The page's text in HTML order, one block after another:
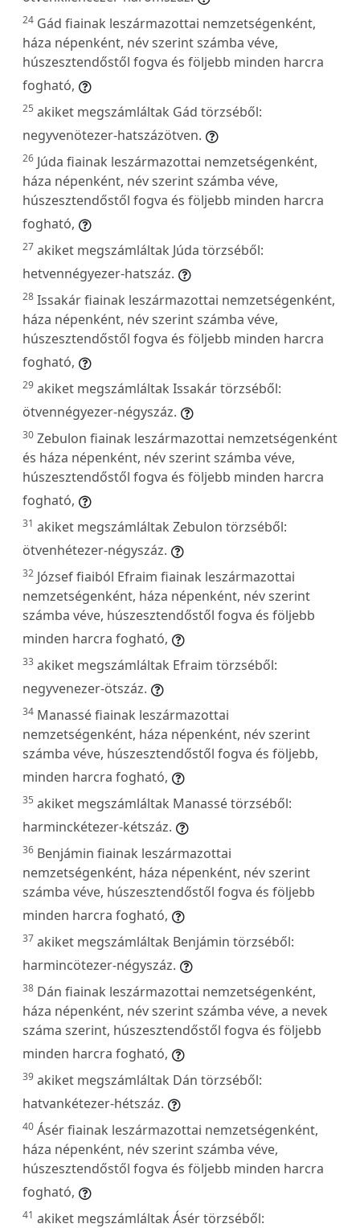
24 Gád fiainak leszármazottai nemzetségenként,
háza népenként, név szerint számba véve,
húszesztendőstől fogva és följebb minden harcra
fogható,
25 akiket megszámláltak Gád törzséből:
negyvenötezer-hatszázötven.
26 Júda fiainak leszármazottai nemzetségenként,
háza népenként, név szerint számba véve,
húszesztendőstől fogva és följebb minden harcra
fogható,
27 akiket megszámláltak Júda törzséből:
hetvennégyezer-hatszáz.
28 Issakár fiainak leszármazottai nemzetségenként,
háza népenként, név szerint számba véve,
húszesztendőstől fogva és följebb minden harcra
fogható,
29 akiket megszámláltak Issakár törzséből:
ötvennégyezer-négyszáz.
30 Zebulon fiainak leszármazottai nemzetségenként
és háza népenként, név szerint számba véve,
húszesztendőstől fogva és följebb minden harcra
fogható,
31 akiket megszámláltak Zebulon törzséből:
ötvenhétezer-négyszáz.
32 József fiaiból Efraim fiainak leszármazottai
nemzetségenként, háza népenként, név szerint
számba véve, húszesztendőstől fogva és följebb
minden harcra fogható,
33 akiket megszámláltak Efraim törzséből:
negyvenezer-ötszáz.
34 Manassé fiainak leszármazottai
nemzetségenként, háza népenként, név szerint
számba véve, húszesztendőstől fogva és följebb,
minden harcra fogható,
35 akiket megszámláltak Manassé törzséből:
harminckétezer-kétszáz.
36 Benjámin fiainak leszármazottai
nemzetségenként, háza népenként, név szerint
számba véve, húszesztendőstől fogva és följebb
minden harcra fogható,
37 akiket megszámláltak Benjámin törzséből:
harmincötezer-négyszáz.
38 Dán fiainak leszármazottai nemzetségenként,
háza népenként, név szerint számba véve, a nevek
száma szerint, húszesztendőstől fogva és följebb
minden harcra fogható,
39 akiket megszámláltak Dán törzséből:
hatvankétezer-hétszáz.
40 Ásér fiainak leszármazottai nemzetségenként,
háza népenként, név szerint számba véve,
húszesztendőstől fogva és följebb minden harcra
fogható,
41 akiket megszámláltak Ásér törzséből: